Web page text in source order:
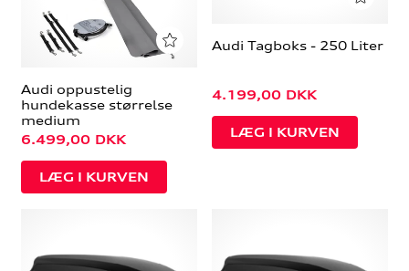
Audi oppustelig
hundekasse størrelse
medium
6.499,00 DKK
Audi Tagboks - 250 Liter
4.199,00 DKK